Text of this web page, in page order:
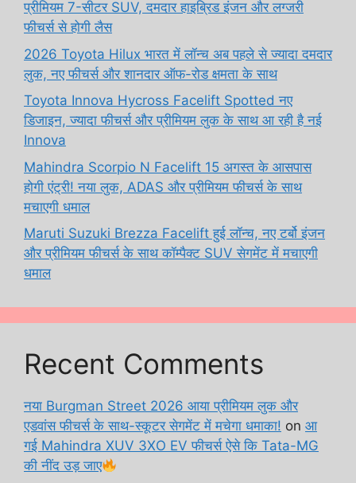
प्रीमियम 7-सीटर SUV, दमदार हाइब्रिड इंजन और लग्जरी
फीचर्स से होगी लैस
2026 Toyota Hilux भारत में लॉन्च अब पहले से ज्यादा दमदार
लुक, नए फीचर्स और शानदार ऑफ-रोड क्षमता के साथ
Toyota Innova Hycross Facelift Spotted नए
डिजाइन, ज्यादा फीचर्स और प्रीमियम लुक के साथ आ रही है नई
Innova
Mahindra Scorpio N Facelift 15 अगस्त के आसपास
होगी एंट्री! नया लुक, ADAS और प्रीमियम फीचर्स के साथ
मचाएगी धमाल
Maruti Suzuki Brezza Facelift हुई लॉन्च, नए टर्बो इंजन
और प्रीमियम फीचर्स के साथ कॉम्पैक्ट SUV सेगमेंट में मचाएगी
धमाल
Recent Comments
नया Burgman Street 2026 आया प्रीमियम लुक और
एडवांस फीचर्स के साथ-स्कूटर सेगमेंट में मचेगा धमाका! on आ
गई Mahindra XUV 3XO EV फीचर्स ऐसे कि Tata-MG
की नींद उड़ जाए